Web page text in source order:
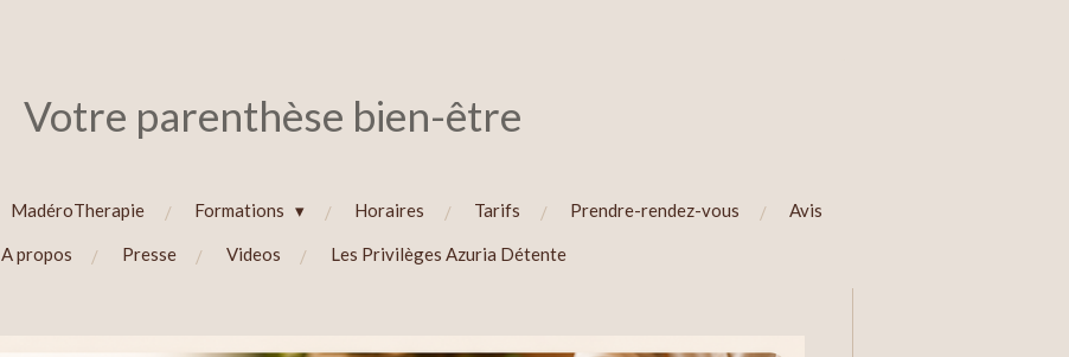
Votre parenthèse bien-être
MadéroTherapie Formations Horaires Tarifs Prendre-rendez-vous Avis
A propos Presse Videos Les Privilèges Azuria Détente